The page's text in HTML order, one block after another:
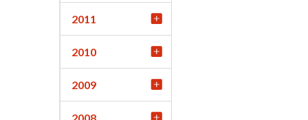
2011
2010
2009